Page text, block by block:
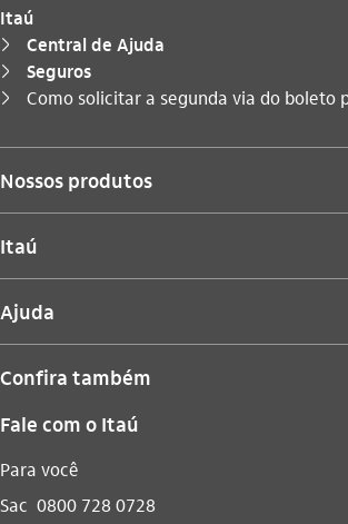
Itaú
seta_direita Central de Ajuda
seta_direita Seguros
seta_direita
Você está aqui:
Como solicitar a segunda via do boleto
Nossos produtos
Itaú
Ajuda
Confira também
Fale com o Itaú
Para você
Sac 0800 728 0728